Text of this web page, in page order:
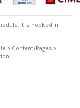
It is hooked in
> Content/Pages >